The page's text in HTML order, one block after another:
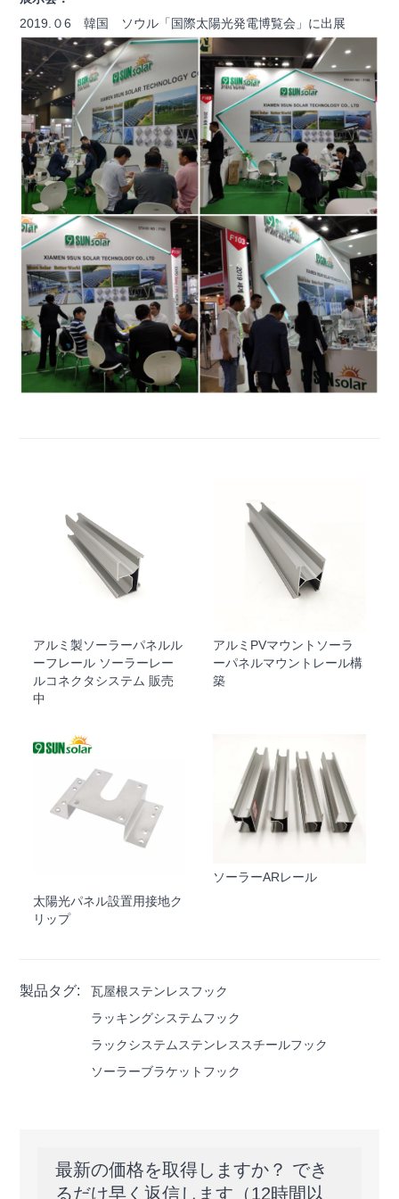
2019.０6 韓国 ソウル「国際太陽光発電博覧会」に出展
アルミ製ソーラーパネルル
ーフレール ソーラーレー
ルコネクタシステム 販売
中
アルミPVマウントソーラ
ーパネルマウントレール構
築
太陽光パネル設置用接地ク
リップ
ソーラーARレール
製品タグ:
瓦屋根ステンレスフック
ラッキングシステムフック
ラックシステムステンレススチールフック
ソーラーブラケットフック
最新の価格を取得しますか？ でき
るだけ早く返信します（12時間以